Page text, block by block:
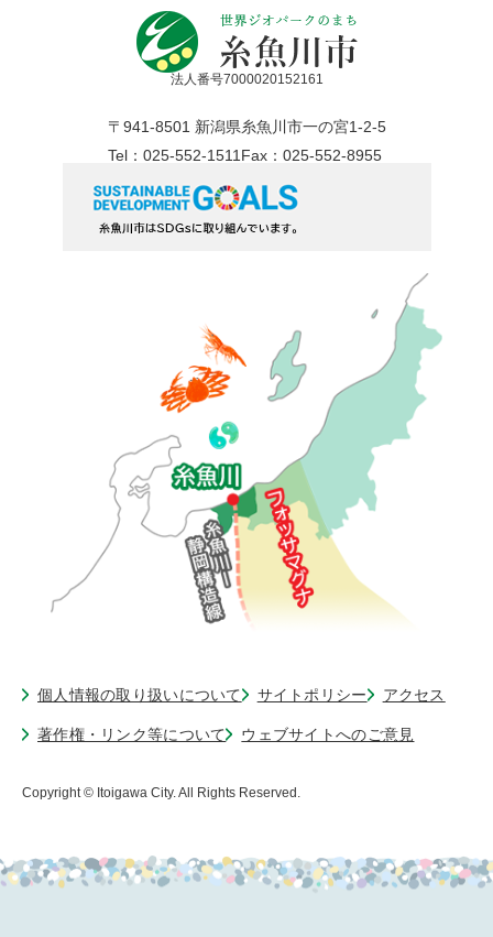
法人番号7000020152161
〒941-8501 新潟県糸魚川市一の宮1-2-5
Tel：025-552-1511 Fax：025-552-8955
個人情報の取り扱いについて サイトポリシー アクセス
著作権・リンク等について ウェブサイトへのご意見
Copyright © Itoigawa City. All Rights Reserved.